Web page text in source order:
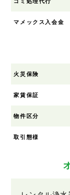
ゴミ処理代行
マメックス入会金
火災保険
家賃保証
物件区分
取引態様